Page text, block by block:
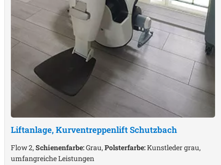
Liftanlage, KurventreppenliftSchutzbach
Flow 2,Schienenfarbe:Grau,Polsterfarbe:Kunstleder grau,
umfangreiche Leistungen